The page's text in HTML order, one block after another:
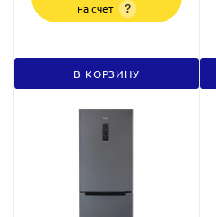
на счет
?
В КОРЗИНУ